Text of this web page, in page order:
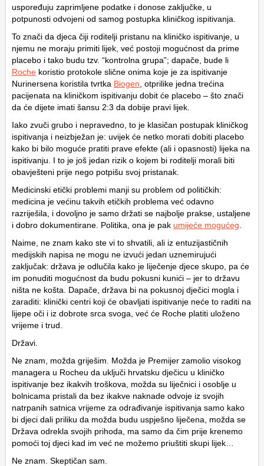
uspoređuju zaprimljene podatke i donose zaključke, u
potpunosti odvojeni od samog postupka kliničkog ispitivanja.
To znači da djeca čiji roditelji pristanu na kliničko ispitivanje, u
njemu ne moraju primiti lijek, već postoji mogućnost da prime
placebo i tako budu tzv. “kontrolna grupa”; dapače, bude li
Roche koristio protokole slične onima koje je za ispitivanje
Nurinersena koristila tvrtka Biogen , otprilike jedna trećina
pacijenata na kliničkom ispitivanju dobit će placebo – što znači
da će dijete imati šansu 2:3 da dobije pravi lijek.
Iako zvuči grubo i nepravedno, to je klasičan postupak kliničkog
ispitivanja i neizbježan je: uvijek će netko morati dobiti placebo
kako bi bilo moguće pratiti prave efekte (ali i opasnosti) lijeka na
ispitivanju. I to je još jedan rizik o kojem bi roditelji morali biti
obavješteni prije nego potpišu svoj pristanak.
Medicinski etički problemi manji su problem od političkih:
medicina je većinu takvih etičkih problema već odavno
razriješila, i dovoljno je samo držati se najbolje prakse, ustaljene
i dobro dokumentirane. Politika, ona je pak umijeće mogućeg
Naime, ne znam kako ste vi to shvatili, ali iz entuzijastičnih
medijskih napisa ne mogu ne izvući jedan uznemirujući
zaključak: država je odlučila kako je liječenje djece skupo, pa će
im ponuditi mogućnost da budu pokusni kunići – jer to državu
ništa ne košta. Dapače, država bi na pokusnoj dječici mogla i
zaraditi: klinički centri koji će obavljati ispitivanje neće to raditi na
lijepe oči i iz dobrote srca svoga, već će Roche platiti uloženo
vrijeme i trud.
Državi.
Ne znam, možda griješim. Možda je Premijer zamolio visokog
managera u Rocheu da uključi hrvatsku dječicu u kliničko
ispitivanje bez ikakvih troškova, možda su liječnici i osoblje u
bolnicama pristali da bez ikakve naknade odvoje iz svojih
natrpanih satnica vrijeme za odrađivanje ispitivanja samo kako
bi djeci dali priliku da možda budu uspješno liječena, možda se
Država odrekla svojih prihoda, ma samo da čim prije krenemo
pomoći toj djeci kad im već ne možemo priuštiti skupi lijek…
Ne znam. Skeptičan sam.